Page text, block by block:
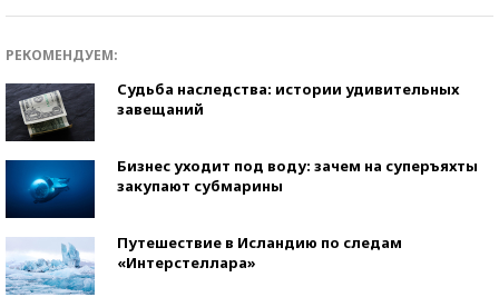
РЕКОМЕНДУЕМ:
Судьба наследства: истории удивительных
завещаний
Бизнес уходит под воду: зачем на суперъяхты
закупают субмарины
Путешествие в Исландию по следам
«Интерстеллара»